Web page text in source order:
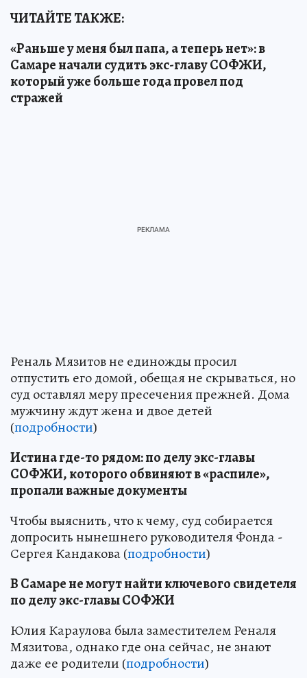
ЧИТАЙТЕ ТАКЖЕ:
«Раньше у меня был папа, а теперь нет»: в
Самаре начали судить экс-главу СОФЖИ,
который уже больше года провел под
стражей
Реналь Мязитов не единожды просил
отпустить его домой, обещая не скрываться, но
суд оставлял меру пресечения прежней. Дома
мужчину ждут жена и двое детей
(подробности)
Истина где-то рядом: по делу экс-главы
СОФЖИ, которого обвиняют в «распиле»,
пропали важные документы
Чтобы выяснить, что к чему, суд собирается
допросить нынешнего руководителя Фонда -
Сергея Кандакова (подробности)
В Самаре не могут найти ключевого свидетеля
по делу экс-главы СОФЖИ
Юлия Караулова была заместителем Реналя
Мязитова, однако где она сейчас, не знают
даже ее родители (подробности)